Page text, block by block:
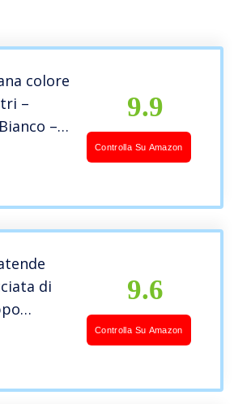
colore
–
–
9.9
Controlla Su Amazon
di
9.6
Controlla Su Amazon